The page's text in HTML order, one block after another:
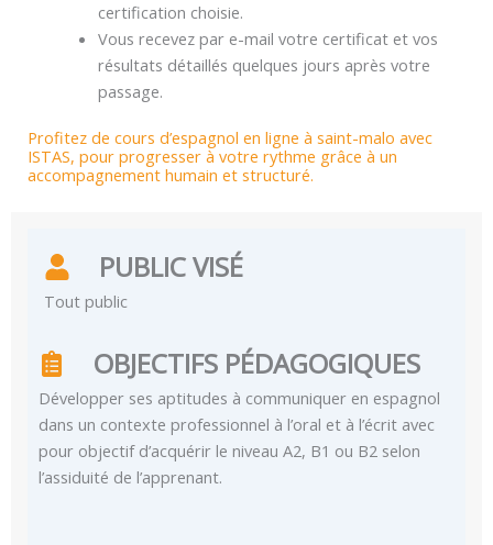
certification choisie.
Vous recevez par e-mail votre certificat et vos
résultats détaillés quelques jours après votre
passage.
Profitez de cours d’espagnol en ligne à saint-malo avec
ISTAS, pour progresser à votre rythme grâce à un
accompagnement humain et structuré.
PUBLIC VISÉ
Tout public
OBJECTIFS PÉDAGOGIQUES
Développer ses aptitudes à communiquer en espagnol
dans un contexte professionnel à l’oral et à l’écrit avec
pour objectif d’acquérir le niveau A2, B1 ou B2 selon
l’assiduité de l’apprenant.